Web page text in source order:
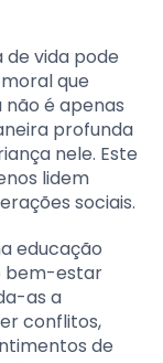
de vida pode
que
é apenas
profunda
nele. Este
lidem
sociais.
educação
bem-estar
as a
conflitos,
de